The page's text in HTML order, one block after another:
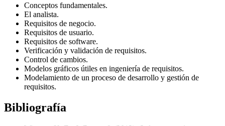
Conceptos fundamentales.
El analista.
Requisitos de negocio.
Requisitos de usuario.
Requisitos de software.
Verificación y validación de requisitos.
Control de cambios.
Modelos gráficos útiles en ingeniería de requisitos.
Modelamiento de un proceso de desarrollo y gestión de
requisitos.
Bibliografía